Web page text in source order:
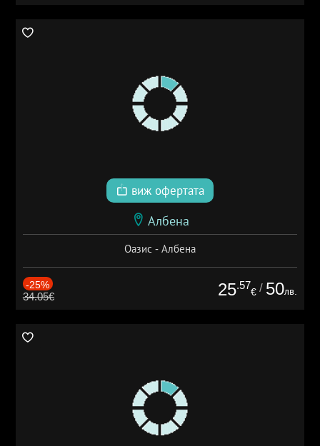
виж офертата
Албена
Оазис - Албена
-25%
34.05€ 25.57
€ / 50лв.